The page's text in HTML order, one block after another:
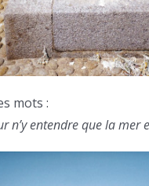
mots :
entendre que la mer